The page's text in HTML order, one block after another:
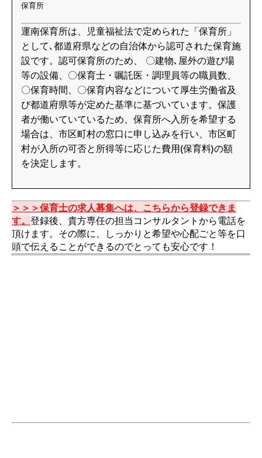
保育所
運南保育所は、児童福祉法で定められた「保育所」
として､都道府県などの自治体から認可された保育施
設です。認可保育所のため、 〇建物､屋外の遊び場
等の設備、〇保育士・嘱託医・調理員等の職員数、
〇保育時間、〇保育内容などについて厚生労働省及
び都道府県等が定めた基準に基づいています。保護
者が働いていているため、保育所へ入所を希望する
場合は、市区町村の窓口に申し込みを行い、市区町
村が入所の可否と所得等に応じた費用(保育料)の額
を決定します。
＞＞＞保育士の求人募集へは、こちらから登録できま
す。 登録後、貴方専任の担当コンサルタントから電話を
頂けます。その際に、しっかりと希望や心配ごと等を口
頭で伝えることができるのでとっても安心です！